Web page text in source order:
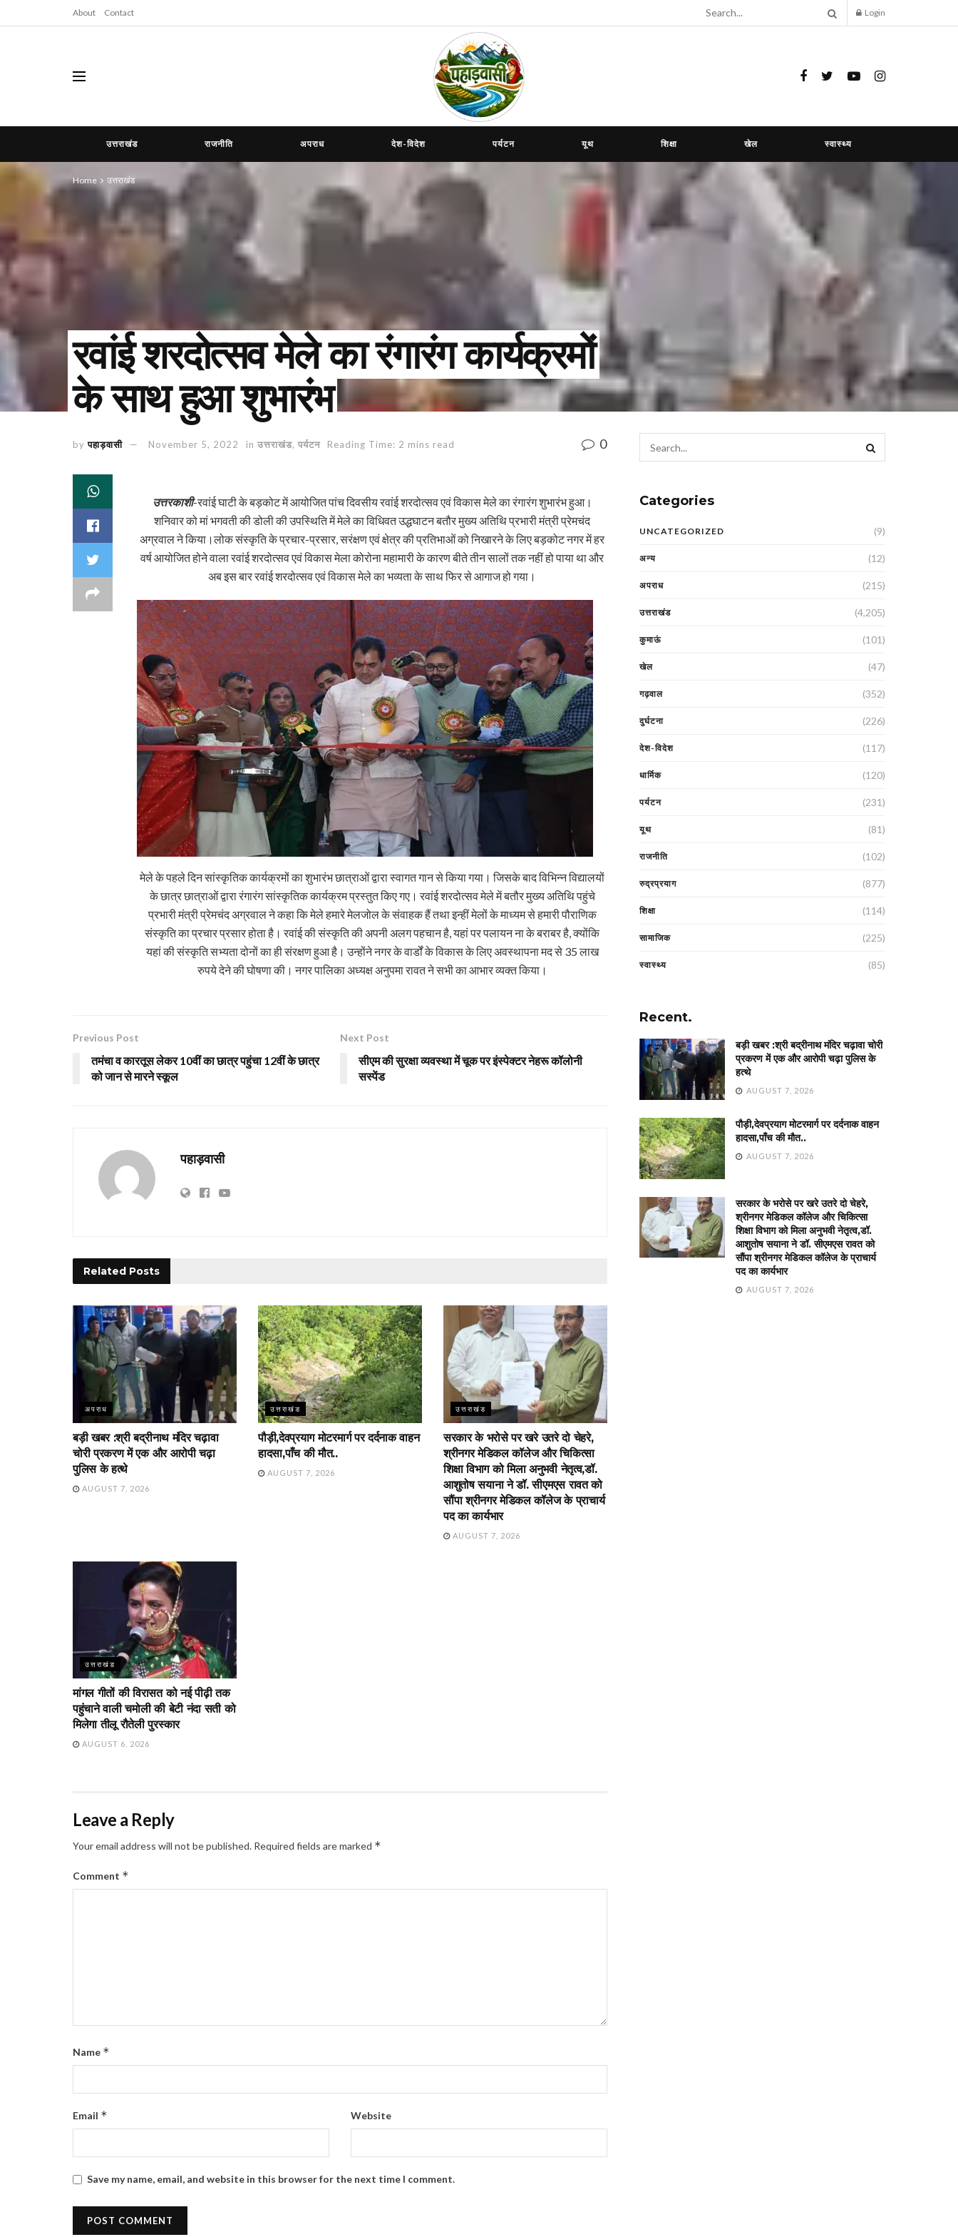
About Contact Login
उत्तराखंड राजनीति अपराध देश-विदेश पर्यटन यूथ शिक्षा खेल स्वास्थ्य
Home उत्तराखंड
रवांई शरदोत्सव मेले का रंगारंग कार्यक्रमों
के साथ हुआ शुभारंभ
by पहाड़वासी November 5, 2022 in उत्तराखंड, पर्यटन Reading Time: 2 mins read 0
उत्तरकाशी-रवांई घाटी के बड़कोट में आयोजित पांच दिवसीय रवांई शरदोत्सव एवं विकास मेले का रंगारंग शुभारंभ हुआ।
शनिवार को मां भगवती की डोली की उपस्थिति में मेले का विधिवत उद्धघाटन बतौर मुख्य अतिथि प्रभारी मंत्री प्रेमचंद
अग्रवाल ने किया।लोक संस्कृति के प्रचार-प्रसार, सरंक्षण एवं क्षेत्र की प्रतिभाओं को निखारने के लिए बड़कोट नगर में हर
वर्ष आयोजित होने वाला रवांई शरदोत्सव एवं विकास मेला कोरोना महामारी के कारण बीते तीन सालों तक नहीं हो पाया था और
अब इस बार रवांई शरदोत्सव एवं विकास मेले का भव्यता के साथ फिर से आगाज हो गया।
मेले के पहले दिन सांस्कृतिक कार्यक्रमों का शुभारंभ छात्राओं द्वारा स्वागत गान से किया गया। जिसके बाद विभिन्न विद्यालयों
के छात्र छात्राओं द्वारा रंगारंग सांस्कृतिक कार्यक्रम प्रस्तुत किए गए। रवांई शरदोत्सव मेले में बतौर मुख्य अतिथि पहुंचे
प्रभारी मंत्री प्रेमचंद अग्रवाल ने कहा कि मेले हमारे मेलजोल के संवाहक हैं तथा इन्हीं मेलों के माध्यम से हमारी पौराणिक
संस्कृति का प्रचार प्रसार होता है। रवांई की संस्कृति की अपनी अलग पहचान है, यहां पर पलायन ना के बराबर है, क्योंकि
यहां की संस्कृति सभ्यता दोनों का ही संरक्षण हुआ है। उन्होंने नगर के वार्डों के विकास के लिए अवस्थापना मद से 35 लाख
रुपये देने की घोषणा की। नगर पालिका अध्यक्ष अनुपमा रावत ने सभी का आभार व्यक्त किया।
Previous Post
तमंचा व कारतूस लेकर 10वीं का छात्र पहुंचा 12वीं के छात्र
को जान से मारने स्कूल
Next Post
सीएम की सुरक्षा व्यवस्था में चूक पर इंस्पेक्टर नेहरू कॉलोनी
सस्पेंड
पहाड़वासी
Related Posts
अपराध
बड़ी खबर :श्री बद्रीनाथ मंदिर चढ़ावा
चोरी प्रकरण में एक और आरोपी चढ़ा
पुलिस के हत्थे
AUGUST 7, 2026
उत्तराखंड
पौड़ी,देवप्रयाग मोटरमार्ग पर दर्दनाक वाहन
हादसा,पाँच की मौत..
AUGUST 7, 2026
उत्तराखंड
सरकार के भरोसे पर खरे उतरे दो चेहरे,
श्रीनगर मेडिकल कॉलेज और चिकित्सा
शिक्षा विभाग को मिला अनुभवी नेतृत्व,डॉ.
आशुतोष सयाना ने डॉ. सीएमएस रावत को
सौंपा श्रीनगर मेडिकल कॉलेज के प्राचार्य
पद का कार्यभार
AUGUST 7, 2026
उत्तराखंड
मांगल गीतों की विरासत को नई पीढ़ी तक
पहुंचाने वाली चमोली की बेटी नंदा सती को
मिलेगा तीलू रौतेली पुरस्कार
AUGUST 6, 2026
Leave a Reply
Your email address will not be published. Required fields are marked *
Comment *
Name *
Email * Website
Save my name, email, and website in this browser for the next time I comment.
Categories
UNCATEGORIZED (9)
अन्य (12)
अपराध (215)
उत्तराखंड (4,205)
कुमाऊं (101)
खेल (47)
गढ़वाल (352)
दुर्घटना (226)
देश-विदेश (117)
धार्मिक (120)
पर्यटन (231)
यूथ (81)
राजनीति (102)
रुद्रप्रयाग (877)
शिक्षा (114)
सामाजिक (225)
स्वास्थ्य (85)
Recent.
बड़ी खबर :श्री बद्रीनाथ मंदिर चढ़ावा चोरी
प्रकरण में एक और आरोपी चढ़ा पुलिस के
हत्थे
AUGUST 7, 2026
पौड़ी,देवप्रयाग मोटरमार्ग पर दर्दनाक वाहन
हादसा,पाँच की मौत..
AUGUST 7, 2026
सरकार के भरोसे पर खरे उतरे दो चेहरे,
श्रीनगर मेडिकल कॉलेज और चिकित्सा
शिक्षा विभाग को मिला अनुभवी नेतृत्व,डॉ.
आशुतोष सयाना ने डॉ. सीएमएस रावत को
सौंपा श्रीनगर मेडिकल कॉलेज के प्राचार्य
पद का कार्यभार
AUGUST 7, 2026